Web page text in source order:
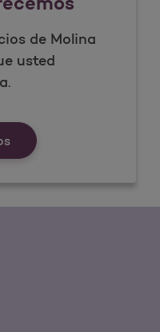
de Molina
usted
Servicios que ofrecemos